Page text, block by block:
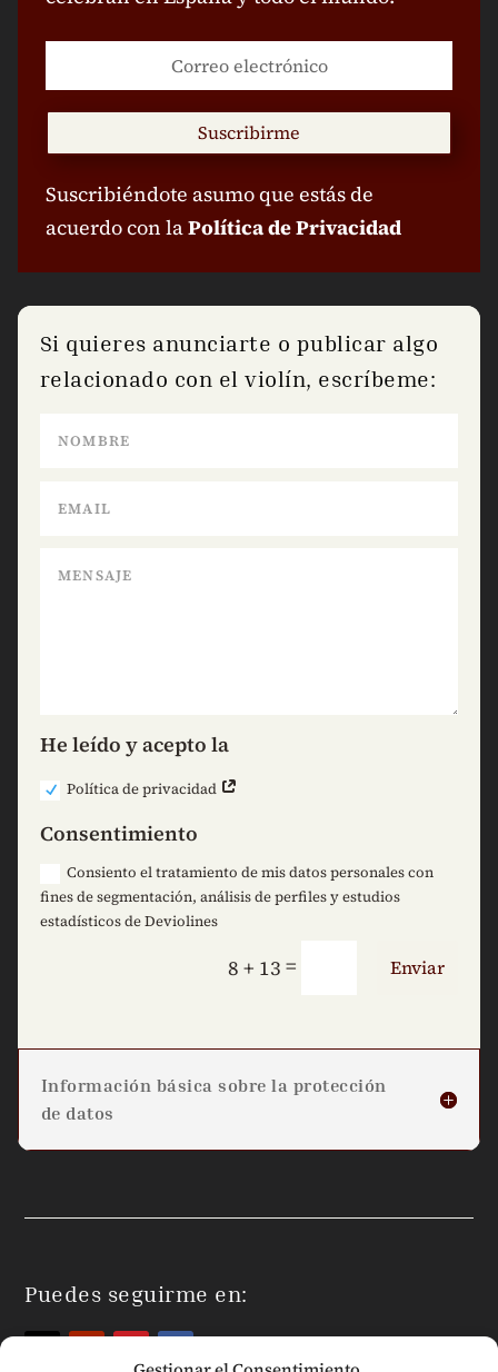
Suscribirme
Suscribiéndote asumo que estás de
acuerdo con laPolítica de Privacidad
Si quieres anunciarte o publicar algo
relacionado con el violín, escríbeme:
He leído y acepto la
Política de privacidad
Consentimiento
Consiento el tratamiento de mis datos personales con
fines de segmentación, análisis de perfiles y estudios
estadísticos de Deviolines
8 + 13 = Enviar
Información básica sobre la protección
de datos
Puedes seguirme en: